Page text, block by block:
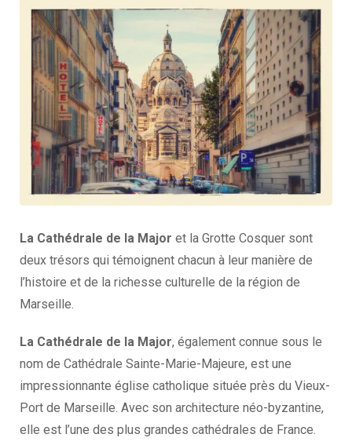
La Cathédrale de la Major et la Grotte Cosquer sont
deux trésors qui témoignent chacun à leur manière de
l’histoire et de la richesse culturelle de la région de
Marseille.
La Cathédrale de la Major, également connue sous le
nom de Cathédrale Sainte-Marie-Majeure, est une
impressionnante église catholique située près du Vieux-
Port de Marseille. Avec son architecture néo-byzantine,
elle est l’une des plus grandes cathédrales de France.